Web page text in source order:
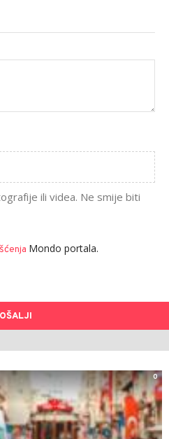
ili videa. Ne smije biti
Mondo portala.
0